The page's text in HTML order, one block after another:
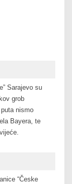
Sarajevo su
grob
nismo
Bayera, te
“Česke